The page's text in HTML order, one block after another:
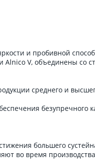
и пробивной
Alnico V, объединены со
среднего и
безупречного
большего
во время